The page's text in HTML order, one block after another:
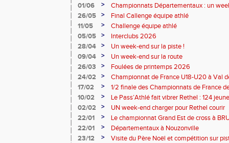
01/06
>
Championnats Départementaux : un
performances
26/05 >
Final Callenge équipe athlé
11/05
>
Challenge équipe athlé
05/05
>
Interclubs 2026
28/04
>
Un week-end sur la piste !
09/04
>
Un week-end sur la route
26/03
>
Foulées de printemps 2026
24/02
>
Championnat de France U18-U20 à Val
17/02
>
1/2 finale des Championnats de France
10/02
>
Le Pass’Athlé fait vibrer Rethel : 124
02/02
>
UN week-end charger pour Rethel courir
22/01
>
Le championnat Grand Est de cross à
22/01
>
Départementaux à Nouzonville
23/12
>
Visite du Père Noël et compétition sur